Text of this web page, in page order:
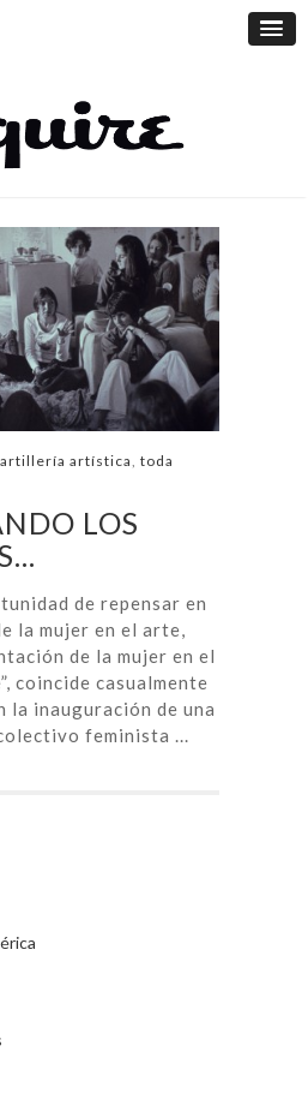
artillería artística, toda
LOS
de repensar en
la mujer en el arte,
de la mujer en el
coincide casualmente
la inauguración de una
feminista ...